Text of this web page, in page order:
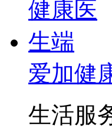
爱加健
生活服